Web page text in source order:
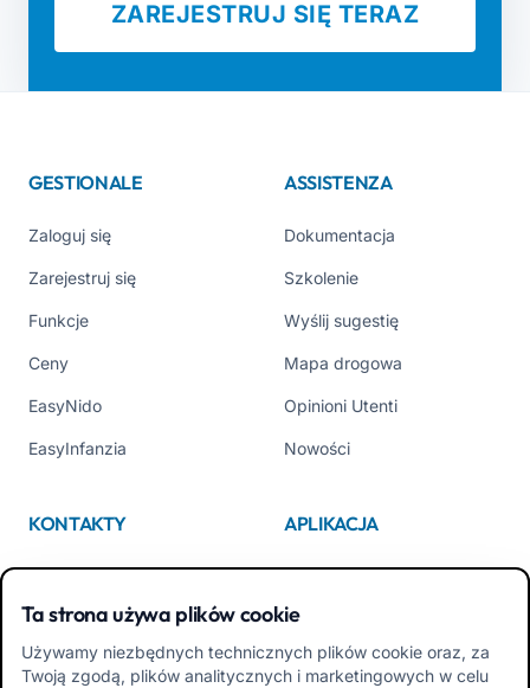
ZAREJESTRUJ SIĘ TERAZ
GESTIONALE
Zaloguj się
Zarejestruj się
Funkcje
Ceny
EasyNido
EasyInfanzia
ASSISTENZA
Dokumentacja
Szkolenie
Wyślij sugestię
Mapa drogowa
Opinioni Utenti
Nowości
KONTAKTY
Kim jesteśmy
Contattaci
Tel +39 02 84152514
APLIKACJA
App Store
Google Play
Pobierz APK Aplikacja dla
Ta strona używa plików cookie
Używamy niezbędnych technicznych plików cookie oraz, za
Twoją zgodą, plików analitycznych i marketingowych w celu